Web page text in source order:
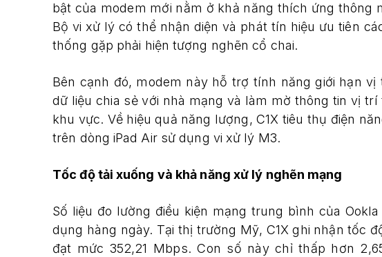
bật của modem mới nằm ở khả năng thích ứng thông
Bộ vi xử lý có thể nhận diện và phát tín hiệu ưu tiên
thống gặp phải hiện tượng nghẽn cổ chai.
Bên cạnh đó, modem này hỗ trợ tính năng giới hạn
dữ liệu chia sẻ với nhà mạng và làm mờ thông tin vị
khu vực. Về hiệu quả năng lượng, C1X tiêu thụ điện
trên dòng iPad Air sử dụng vi xử lý M3.
Tốc độ tải xuống và khả năng xử lý nghẽn mạng
Số liệu đo lường điều kiện mạng trung bình của
dụng hàng ngày. Tại thị trường Mỹ, C1X ghi nhận tốc
đạt mức 352,21 Mbps. Con số này chỉ thấp hơn